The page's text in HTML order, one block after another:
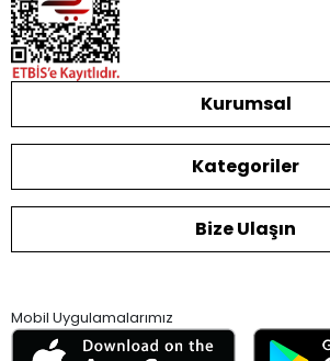
Kurumsal
Kategoriler
Bize Ulaşın
Mobil Uygulamalarımız